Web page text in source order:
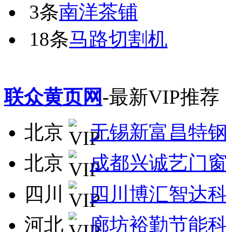
3条南洋茶铺
18条马路切割机
联众黄页网-最新VIP推荐
北京
无锡新富昌特
北京
成都兴诚艺门
四川
四川博汇智达
河北
廊坊裕勤节能